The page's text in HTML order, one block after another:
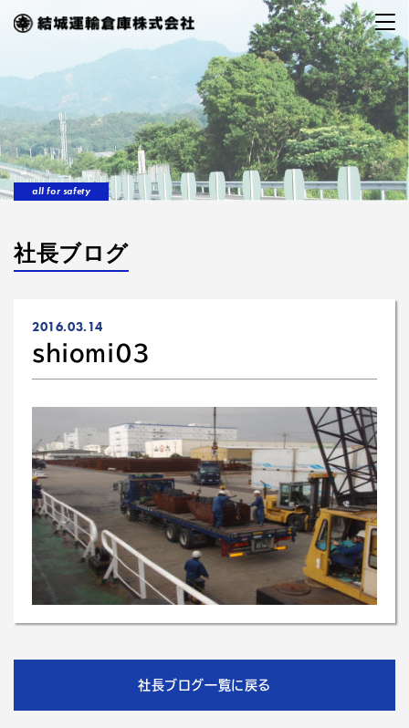
all for safety
社長ブログ
2016.03.14
shiomi03
社長ブログ一覧に戻る